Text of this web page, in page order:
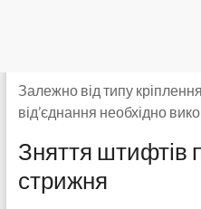
Залежно від типу
від’єднання необхідно
Зняття штифтів
стрижня